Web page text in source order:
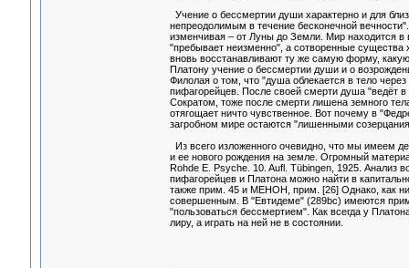
Учение о бессмертии души характерно и для
непреодолимым в течение бесконечной
изменчивая – от Луны до Земли. Мир находится в
"пребывает неизменно", а сотворенные
вновь восстанавливают ту же самую форму,
Платону учение о бессмертии души и о
Филолая о том, что "душа облекается в тело
пифагорейцев. После своей смерти душа "ведёт
Сократом, тоже после смерти лишена земного
отягощает ничто чувственное. Вот почему в
загробном мире остаются "лишенными
Из всего изложенного очевидно, что мы имеем
и ее нового рождения на земле. Огромный
Rohde E. Psyche. 10. Aufl. Tübingen, 1925. Анализ
пифагорейцев и Платона можно найти в
также прим. 45 и МЕHОH, прим. [26] Однако, как
совершенным. В "Евтидеме" (289bс) имеются
"пользоваться бессмертием". Как всегда у
лиру, а играть на ней не в состоянии.